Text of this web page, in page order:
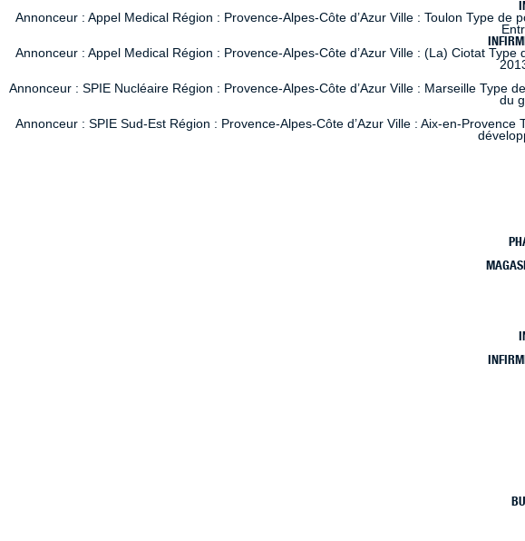
Annonceur : Appel Medical Région : Provence-Alpes-Côte d’Azur Ville : Toulon Type
Annonceur : Appel Medical Région : Provence-Alpes-Côte d’Azur Ville : (La) Ciotat
Annonceur : SPIE Nucléaire Région : Provence-Alpes-Côte d’Azur Ville : Marseille
du
Annonceur : SPIE Sud-Est Région : Provence-Alpes-Côte d’Azur Ville : Aix-en-